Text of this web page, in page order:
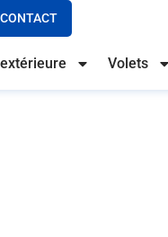
CONTACT
Volets